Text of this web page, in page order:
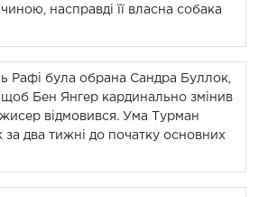
насправді її власна собака
Рафі була обрана Сандра Буллок,
щоб Бен Янгер кардинально змінив
відмовився. Ума Турман
за два тижні до початку основних